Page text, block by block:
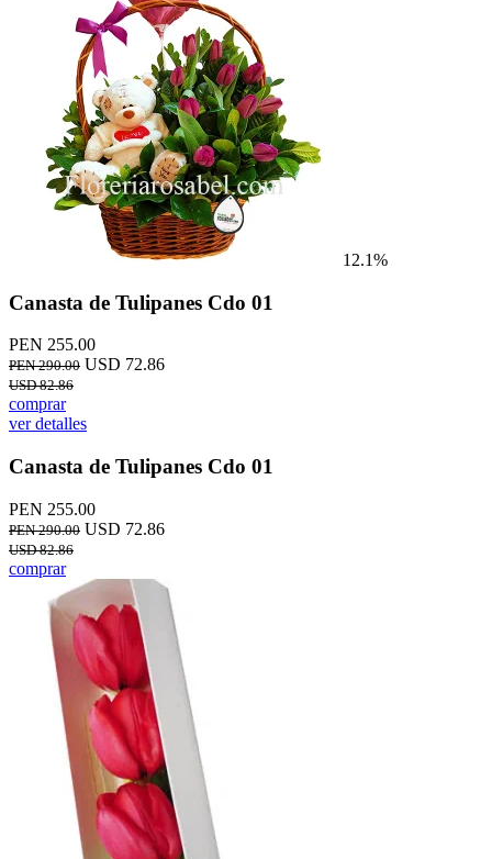
12.1%
Canasta de Tulipanes Cdo 01
PEN 255.00
PEN 290.00 USD 72.86
USD 82.86
comprar
ver detalles
Canasta de Tulipanes Cdo 01
PEN 255.00
PEN 290.00 USD 72.86
USD 82.86
comprar